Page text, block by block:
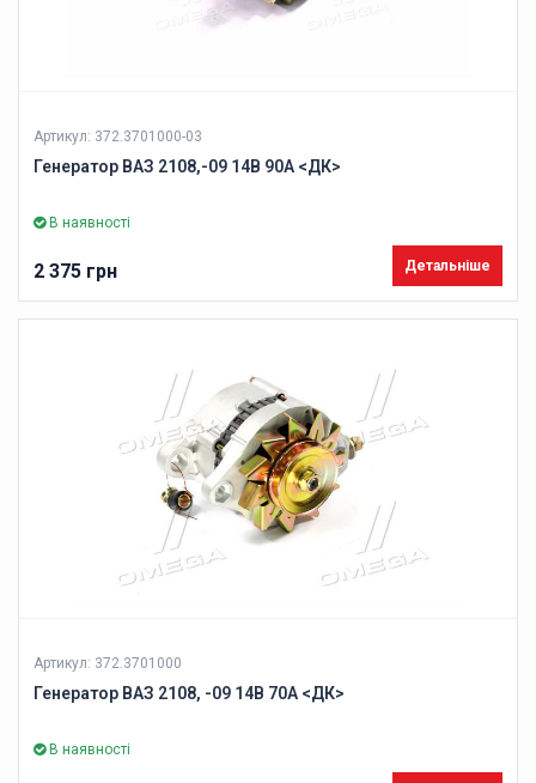
Артикул: 372.3701000-03
Генератор ВАЗ 2108,-09 14В 90А <ДК>
В наявності
2 375 грн Детальніше
Артикул: 372.3701000
Генератор ВАЗ 2108, -09 14В 70А <ДК>
В наявності